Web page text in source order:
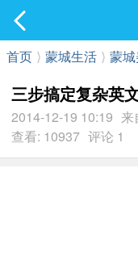
首页 ⟩ 蒙城生活 ⟩ 蒙
三步搞定复杂英
2014-12-19 10:19 来
查看: 10937 评论 1